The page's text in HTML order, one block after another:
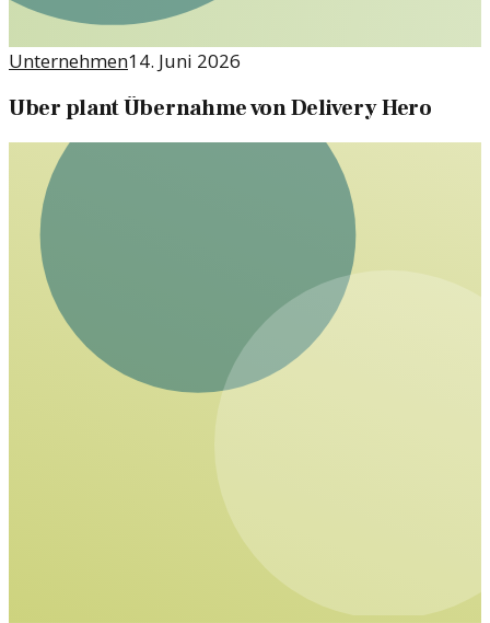
Unternehmen14. Juni 2026
Uber plant Übernahme von Delivery Hero